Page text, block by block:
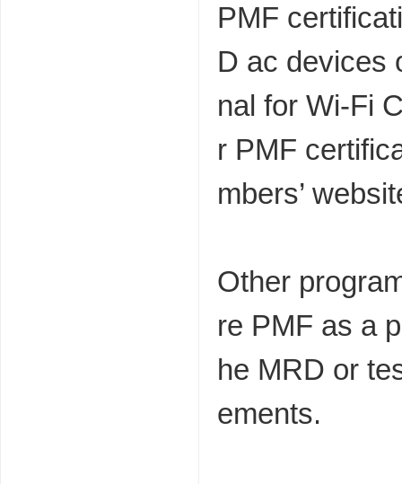
PMF
D ac devices
nal for Wi-Fi
r PMF
mbers’
Other
re PMF as a
he MRD or
ements.